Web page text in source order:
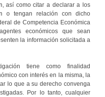
así como citar a declarar a los
o tengan relación con dicho
de Competencia Económica
económicos que sean
la información solicitada a
tiene como finalidad
con interés en la misma, la
lo que a su derecho convenga
Por lo tanto, cualquier